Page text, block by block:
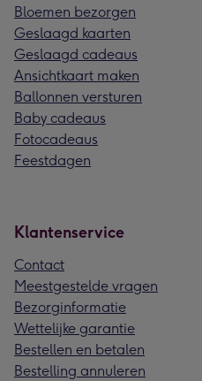
Bloemen bezorgen
Geslaagd kaarten
Geslaagd cadeaus
Ansichtkaart maken
Ballonnen versturen
Baby cadeaus
Fotocadeaus
Feestdagen
Klantenservice
Contact
Meestgestelde vragen
Bezorginformatie
Wettelijke garantie
Bestellen en betalen
Bestelling annuleren